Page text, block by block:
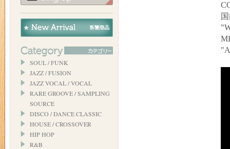
SOUL / FUNK
JAZZ / FUSION
JAZZ VOCAL / VOCAL
RARE GROOVE / SAMPLING
SOURCE
DISCO / DANCE CLASSIC
HOUSE / CROSSOVER
HIP HOP
R&B